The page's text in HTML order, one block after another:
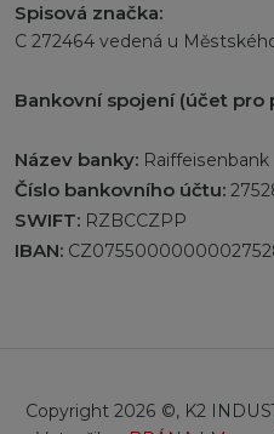
Spisová značka:
C 272464 vedená u
Bankovní spojení (účet pro
Název banky: Raiffeisenbank
Číslo bankovního účtu:
SWIFT: RZBCCZPP
IBAN:
Copyright 2026 ©, K2